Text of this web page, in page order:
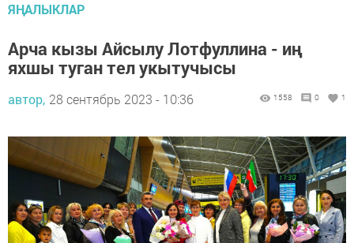
ЯҢАЛЫКЛАР
Арча кызы Айсылу Лотфуллина - иң
яхшы туган тел укытучысы
автор, 28 сентябрь 2023 - 10:36 1558 0 1